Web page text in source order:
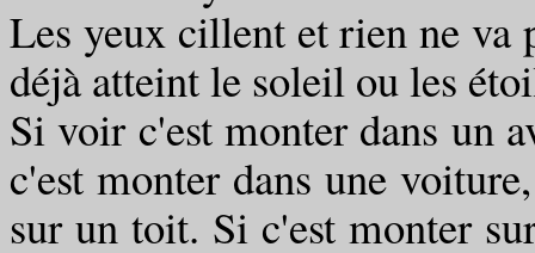
Les yeux cillent et rien ne
déjà atteint le soleil ou les
Si voir c'est monter dans un
c'est monter dans une
sur un toit. Si c'est monter